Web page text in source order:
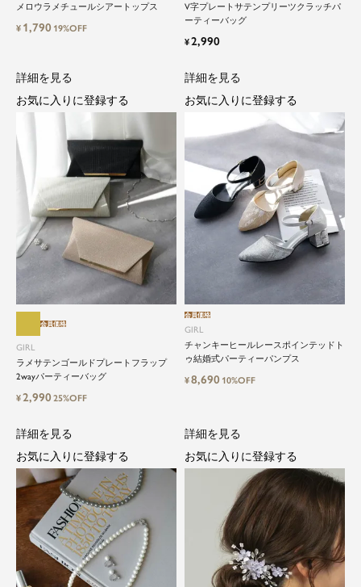
特別な日だけではもったいない...もっ
ドレスは女性にとって永遠のファッションアイテ
ム。クローゼットに一着は用意しておきたいもの
の一つ。
ドレスが持つ女性を美しく見せる力は、ファッシ
ョンアイテムの中でも特別なものです。
特別な日だけではもったいない もっと気軽にもっ
と自由にドレスを楽しみたい...
そんな気持ちを叶えたい。それが、ドレスブラン
ドガールです。
close
メロウラメチュールシアートップス
¥ 1,790 19%OFF
V字プレートサテンプリーツクラッチパ
ーティーバッグ
¥2,990
GIRL
ラメサテンゴールドプレートフラップ
2wayパーティーバッグ
会員価格
¥2,99025%OFF
詳細を見る
お気に入りに登録する
GIRL
チャンキーヒールレースポインテッドト
ゥ結婚式パーティーパンプス
会員価格
¥8,690 10%OFF
詳細を見る
お気に入りに登録する
詳細を見る
お気に入りに登録する
詳細を見る
お気に入りに登録する